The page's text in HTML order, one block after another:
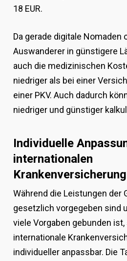
18 EUR.
Da gerade digitale Nomaden
Auswanderer in günstigere
auch die medizinischen
niedriger als bei einer
einer PKV. Auch dadurch
niedriger und günstiger
Individuelle
internationalen
Krankenversicherung
Während die Leistungen der
gesetzlich vorgegeben sind
viele Vorgaben gebunden
internationale
individueller anpassbar. Die